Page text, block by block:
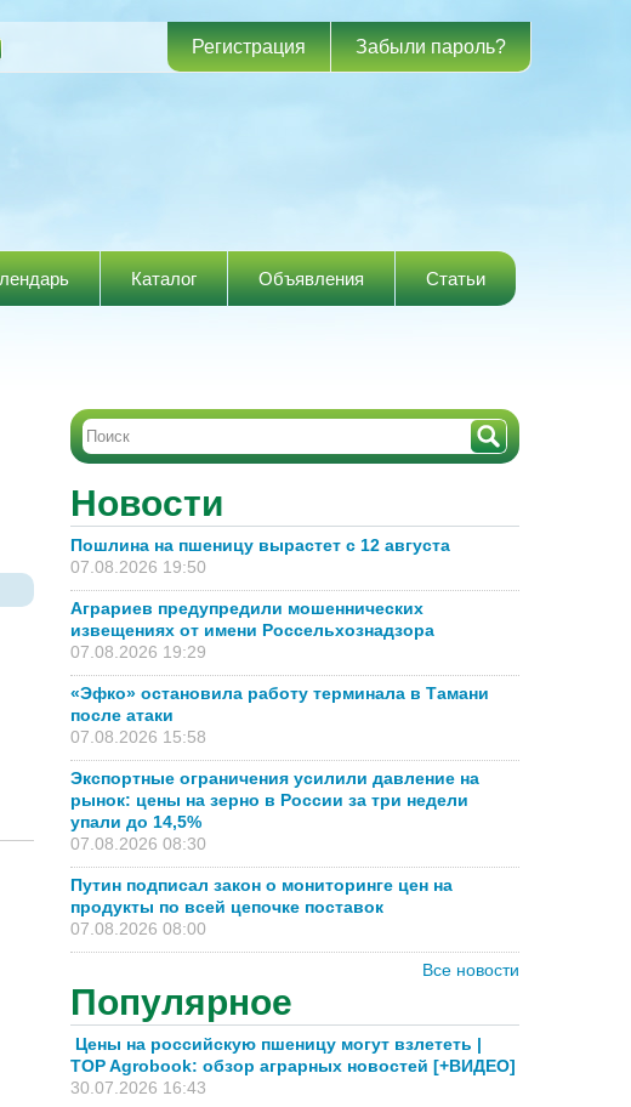
Регистрация Забыли пароль?
Каталог Объявления Статьи
Новости
Пошлина на пшеницу вырастет с 12 августа
07.08.2026 19:50
Аграриев предупредили мошеннических
извещениях от имени Россельхознадзора
07.08.2026 19:29
«Эфко» остановила работу терминала в Тамани
после атаки
07.08.2026 15:58
Экспортные ограничения усилили давление на
рынок: цены на зерно в России за три недели
упали до 14,5%
07.08.2026 08:30
Путин подписал закон о мониторинге цен на
продукты по всей цепочке поставок
07.08.2026 08:00
Все новости
Популярное
Цены на российскую пшеницу могут взлететь |
TOP Agrobook: обзор аграрных новостей [+ВИДЕО]
30.07.2026 16:43